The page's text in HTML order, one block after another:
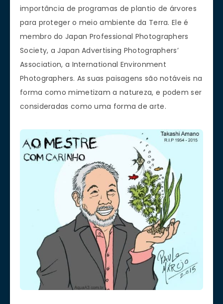
importância de programas de plantio de árvores
para proteger o meio ambiente da Terra. Ele é
membro do Japan Professional Photographers
Society, a Japan Advertising Photographers’
Association, a International Environment
Photographers. As suas paisagens são notáveis na
forma como mimetizam a natureza, e podem ser
consideradas como uma forma de arte.